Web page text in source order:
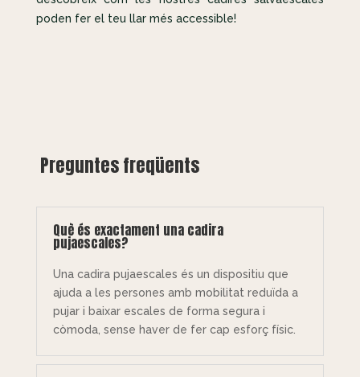
poden fer el teu llar més accessible!
Preguntes freqüents
Què és exactament una cadira
pujaescales?
Una cadira pujaescales és un dispositiu que
ajuda a les persones amb mobilitat reduïda a
pujar i baixar escales de forma segura i
còmoda, sense haver de fer cap esforç físic.